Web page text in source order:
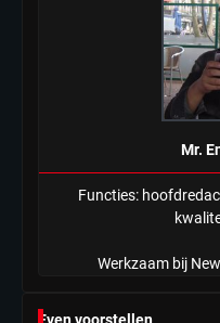
Mr.
Functies:
Werkzaam bij